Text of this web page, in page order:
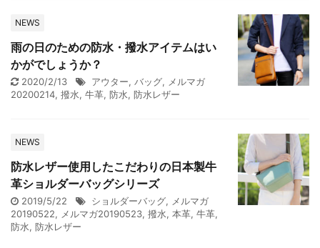
NEWS
雨の日のための防水・撥水アイテムはい
かがでしょうか？
2020/2/13 アウター, バッグ, メルマガ
20200214, 撥水, 牛革, 防水, 防水レザー
NEWS
防水レザー使用したこだわりの日本製牛
革ショルダーバッグシリーズ
2019/5/22 ショルダーバッグ, メルマガ
20190522, メルマガ20190523, 撥水, 本革, 牛革,
防水, 防水レザー